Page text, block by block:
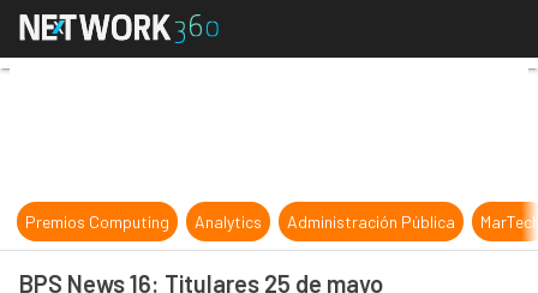
BPS News 16: Titulares 25 de mayo
Premios Computing Analytics Administración Pública
BPS News 16: Titulares 25 de mayo